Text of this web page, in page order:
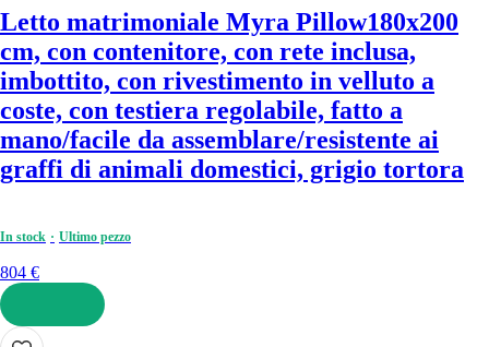
Letto matrimoniale Myra Pillow180x200
cm, con contenitore, con rete inclusa,
imbottito, con rivestimento in velluto a
coste, con testiera regolabile, fatto a
mano/facile da assemblare/resistente ai
graffi di animali domestici, grigio tortora
In stock Ultimo pezzo
804 €
AGGIUNGI